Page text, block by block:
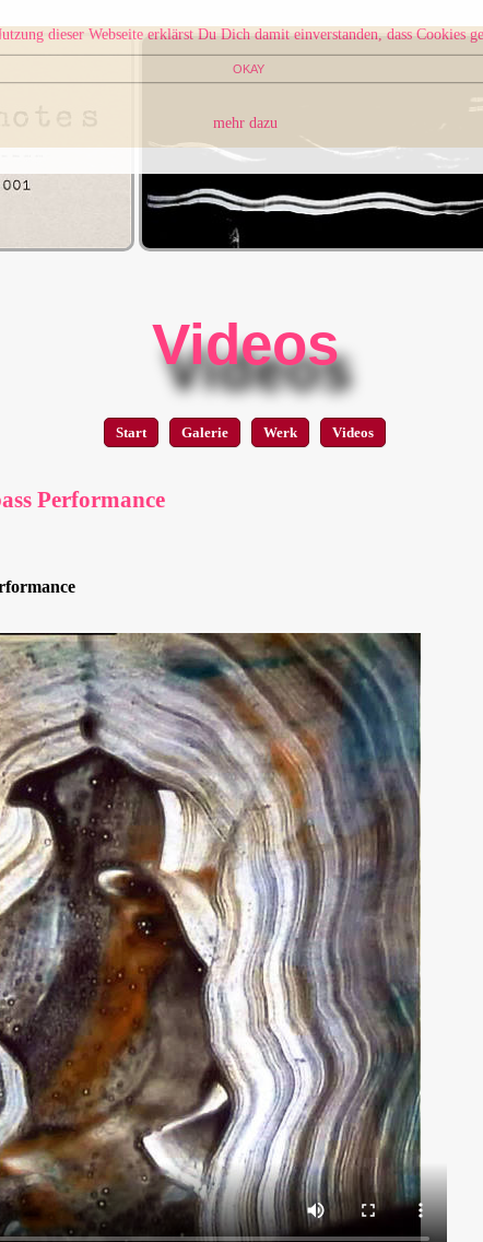
dieser Webseite erklärst Du Dich damit einverstanden, dass Cookies
OKAY
mehr dazu
Videos
Start Galerie Werk Videos
Performance